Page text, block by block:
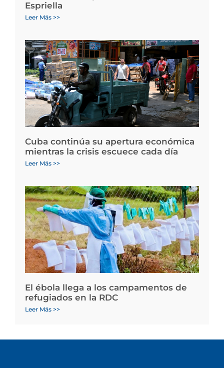
Espriella
Leer Más >>
Cuba continúa su apertura económica
mientras la crisis escuece cada día
Leer Más >>
El ébola llega a los campamentos de
refugiados en la RDC
Leer Más >>